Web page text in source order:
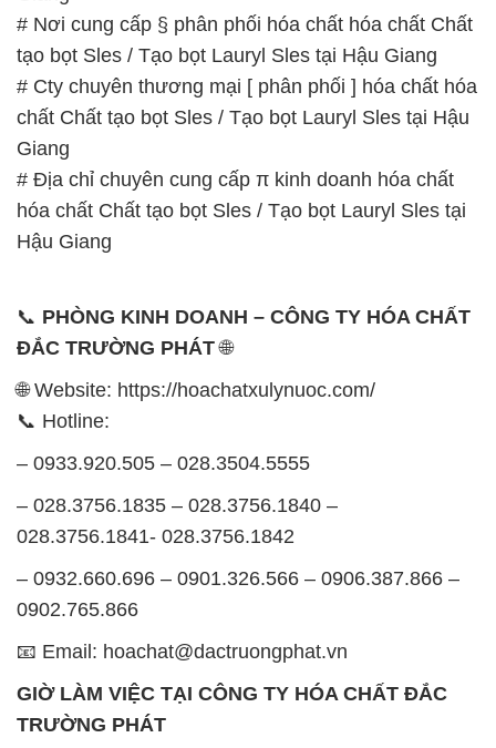
Giang
# Địa chỉ chuyên cung cấp π kinh doanh hóa chất
hóa chất Chất tạo bọt Sles / Tạo bọt Lauryl Sles tại
Hậu Giang
📞PHÒNG KINH DOANH – CÔNG TY HÓA CHẤT
ĐẮC TRƯỜNG PHÁT🌐
🌐 Website: https://hoachatxulynuoc.com/
– 0933.920.505 – 028.3504.5555
028.3756.1841- 028.3756.1842
0902.765.866
📧 Email: hoachat@dactruongphat.vn
TRƯỜNG PHÁT
được tổ chức như sau:
Thứ 2 đến thứ 6: Buổi sáng: từ 8h đến 11h – Buổi
chiều: từ 12h30 đến 17h